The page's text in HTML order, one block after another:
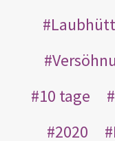
10 tage
2020